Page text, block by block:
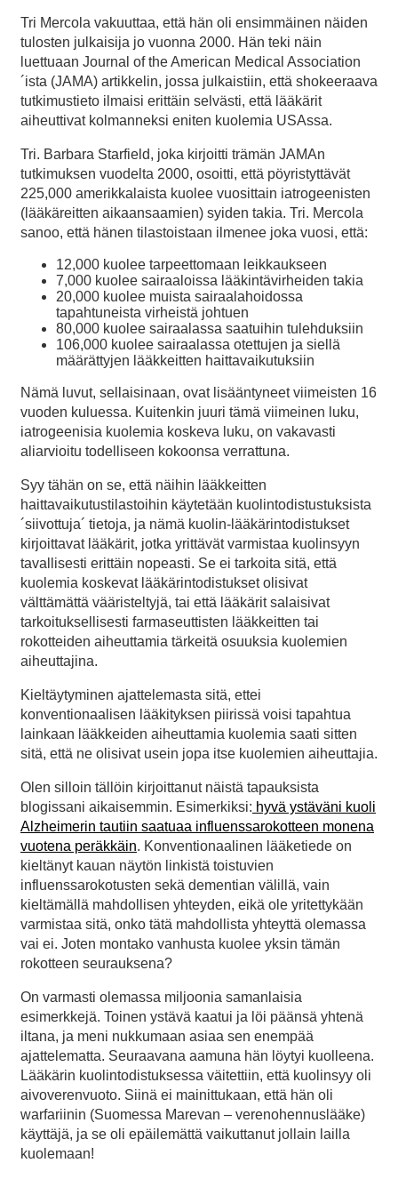
Tri Mercola vakuuttaa, että hän oli ensimmäinen näiden
tulosten julkaisija jo vuonna 2000. Hän teki näin
luettuaan Journal of the American Medical Association
´ista (JAMA) artikkelin, jossa julkaistiin, että shokeeraava
tutkimustieto ilmaisi erittäin selvästi, että lääkärit
aiheuttivat kolmanneksi eniten kuolemia USAssa.
Tri. Barbara Starfield, joka kirjoitti trämän JAMAn
tutkimuksen vuodelta 2000, osoitti, että pöyristyttävät
225,000 amerikkalaista kuolee vuosittain iatrogeenisten
(lääkäreitten aikaansaamien) syiden takia. Tri. Mercola
sanoo, että hänen tilastoistaan ilmenee joka vuosi, että:
12,000 kuolee tarpeettomaan leikkaukseen
7,000 kuolee sairaaloissa lääkintävirheiden takia
20,000 kuolee muista sairaalahoidossa
tapahtuneista virheistä johtuen
80,000 kuolee sairaalassa saatuihin tulehduksiin
106,000 kuolee sairaalassa otettujen ja siellä
määrättyjen lääkkeitten haittavaikutuksiin
Nämä luvut, sellaisinaan, ovat lisääntyneet viimeisten 16
vuoden kuluessa. Kuitenkin juuri tämä viimeinen luku,
iatrogeenisia kuolemia koskeva luku, on vakavasti
aliarvioitu todelliseen kokoonsa verrattuna.
Syy tähän on se, että näihin lääkkeitten
haittavaikutustilastoihin käytetään kuolintodistustuksista
´siivottuja´ tietoja, ja nämä kuolin-lääkärintodistukset
kirjoittavat lääkärit, jotka yrittävät varmistaa kuolinsyyn
tavallisesti erittäin nopeasti. Se ei tarkoita sitä, että
kuolemia koskevat lääkärintodistukset olisivat
välttämättä vääristeltyjä, tai että lääkärit salaisivat
tarkoituksellisesti farmaseuttisten lääkkeitten tai
rokotteiden aiheuttamia tärkeitä osuuksia kuolemien
aiheuttajina.
Kieltäytyminen ajattelemasta sitä, ettei
konventionaalisen lääkityksen piirissä voisi tapahtua
lainkaan lääkkeiden aiheuttamia kuolemia saati sitten
sitä, että ne olisivat usein jopa itse kuolemien aiheuttajia.
Olen silloin tällöin kirjoittanut näistä tapauksista
blogissani aikaisemmin. Esimerkiksi: hyvä ystäväni kuoli
Alzheimerin tautiin saatuaa influenssarokotteen monena
vuotena peräkkäin. Konventionaalinen lääketiede on
kieltänyt kauan näytön linkistä toistuvien
influenssarokotusten sekä dementian välillä, vain
kieltämällä mahdollisen yhteyden, eikä ole yritettykään
varmistaa sitä, onko tätä mahdollista yhteyttä olemassa
vai ei. Joten montako vanhusta kuolee yksin tämän
rokotteen seurauksena?
On varmasti olemassa miljoonia samanlaisia
esimerkkejä. Toinen ystävä kaatui ja löi päänsä yhtenä
iltana, ja meni nukkumaan asiaa sen enempää
ajattelematta. Seuraavana aamuna hän löytyi kuolleena.
Lääkärin kuolintodistuksessa väitettiin, että kuolinsyy oli
aivoverenvuoto. Siinä ei mainittukaan, että hän oli
warfariinin (Suomessa Marevan – verenohennuslääke)
käyttäjä, ja se oli epäilemättä vaikuttanut jollain lailla
kuolemaan!